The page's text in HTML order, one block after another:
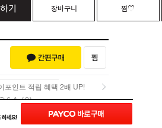
기 장바구니 찜♡
포인트 적립 혜택 2배 UP!
포인트 적립 혜택 2배 UP!
(0)